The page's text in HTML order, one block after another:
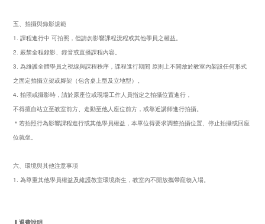
五、拍攝與錄影規範
1. 課程進行中 可拍照，但請勿影響課程流程或其他學員之權益。
2. 嚴禁全程錄影、錄音或直播課程內容。
3. 為維護全體學員之視線與課程秩序，課程進行期間 原則上不開放於教室內架設任何形式
之固定拍攝立架或腳架（包含桌上型及立地型）。
4. 拍照或攝影時，請於原座位或現場工作人員指定之拍攝位置進行，
不得擅自站立至教室前方、走動至他人座位前方，或靠近講師進行拍攝。
＊若拍照行為影響課程進行或其他學員權益，本單位得要求調整拍攝位置、停止拍攝或回座
位就坐。
六、環境與其他注意事項
1. 為尊重其他學員權益及維護教室環境衛生，教室內不開放攜帶寵物入場。
▎退費說明